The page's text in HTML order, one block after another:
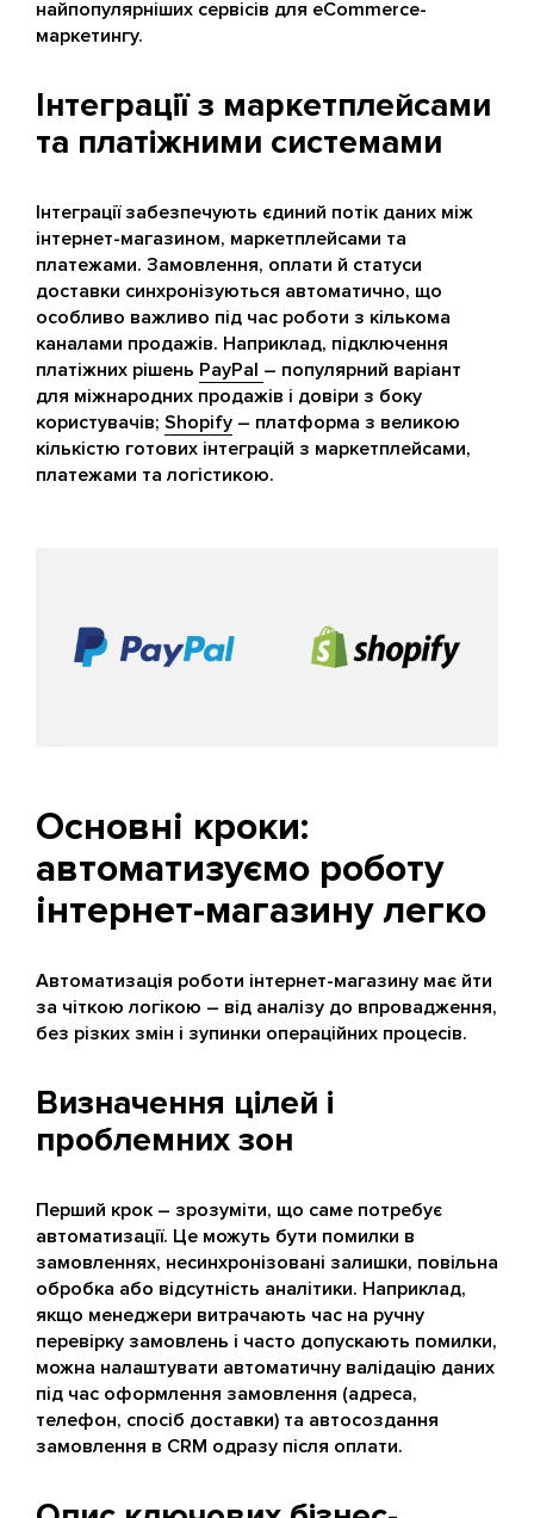
найпопулярніших сервісів для eCommerce-
маркетингу.
Інтеграції з маркетплейсами
та платіжними системами
Інтеграції забезпечують єдиний потік даних між
інтернет-магазином, маркетплейсами та
платежами. Замовлення, оплати й статуси
доставки синхронізуються автоматично, що
особливо важливо під час роботи з кількома
каналами продажів. Наприклад, підключення
платіжних рішень PayPal – популярний варіант
для міжнародних продажів і довіри з боку
користувачів; Shopify – платформа з великою
кількістю готових інтеграцій з маркетплейсами,
платежами та логістикою.
Основні кроки:
автоматизуємо роботу
інтернет-магазину легко
Автоматизація роботи інтернет-магазину має йти
за чіткою логікою – від аналізу до впровадження,
без різких змін і зупинки операційних процесів.
Визначення цілей і
проблемних зон
Перший крок – зрозуміти, що саме потребує
автоматизації. Це можуть бути помилки в
замовленнях, несинхронізовані залишки, повільна
обробка або відсутність аналітики. Наприклад,
якщо менеджери витрачають час на ручну
перевірку замовлень і часто допускають помилки,
можна налаштувати автоматичну валідацію даних
під час оформлення замовлення (адреса,
телефон, спосіб доставки) та автосоздання
замовлення в CRM одразу після оплати.